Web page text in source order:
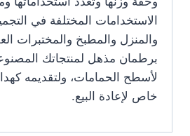
الاستخدامات المختلفة في
والمنزل والمطبخ والمختبرات
برطمان مذهل لمنتجاتك
لأسطح الحمامات، ولتقديمه
خاص لإعادة البيع.